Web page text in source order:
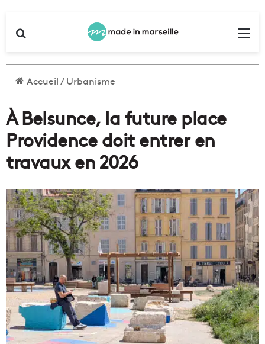
Accueil/Urbanisme
À Belsunce, la future place
Providence doit entrer en
travaux en 2026